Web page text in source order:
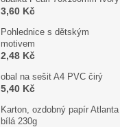
3,60 Kč
Pohlednice s dětským
motivem
2,48 Kč
obal na sešit A4 PVC čirý
5,40 Kč
Karton, ozdobný papír Atlanta
bílá 230g